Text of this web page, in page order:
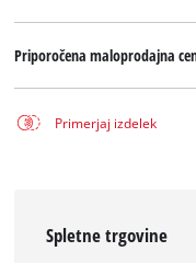
Priporočena maloprodajna
Primerjaj izdelek
Spletne trgovine